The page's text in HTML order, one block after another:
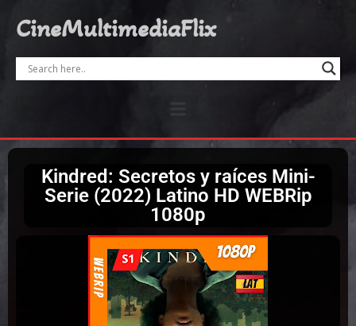
CineMultimediaFlix
Kindred: Secretos y raíces Mini-
Serie (2022) Latino HD WEBRip
1080p